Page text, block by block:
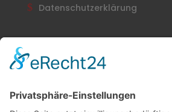
Datenschutzerklärung
Newsletter